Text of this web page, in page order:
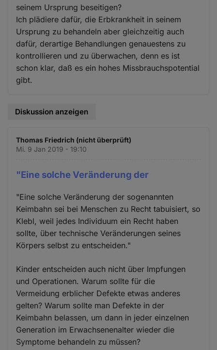
seinem Ursprung beseitigen?
Ich plädiere dafür, die Erbkrankheit in seinem
Ursprung zu behandeln aber gleichzeitig auch
dafür, derartige Behandlungen genauestens zu
kontrollieren und zu überwachen, denn es ist
schon klar, daß es ein hohes Missbrauchspotential
gibt.
Diskussion anzeigen
Thomas Friedrich (nicht überprüft)
Mi. 9 Jan 2019 - 19:10
"Eine solche Veränderung der
"Eine solche Veränderung der sogenannten
Keimbahn sei bei Menschen zu Recht tabuisiert, so
Klebl, weil jedes Individuum ein Recht haben
sollte, über technische Veränderungen seines
Körpers selbst zu entscheiden."
Kinder entscheiden auch nicht über Impfungen
und Operationen. Warum sollte für die
Vermeidung erblicher Defekte etwas anderes
gelten? Warum sollte man Defekte in der
Keimbahn belassen, um dann in jeder einzelnen
Generation im Erwachsenenalter wieder die
Symptome behandeln zu müssen?